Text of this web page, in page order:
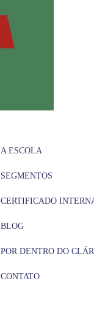
A ESCOLA
SEGMENTOS
CERTIFICADO
BLOG
POR DENTRO DO
CONTATO